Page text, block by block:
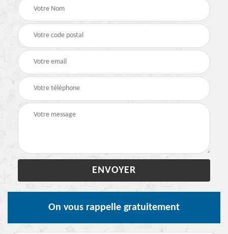
On vous rappelle gratuitement